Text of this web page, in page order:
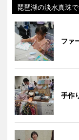
琵琶湖の淡水真珠
ファ
手作